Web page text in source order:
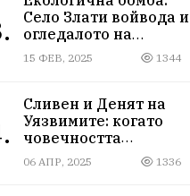
Село Злати войвода и
огледалото на
управлението
15 ФЕВ, 2025 1344
Сливен и Денят на
Уязвимите: когато
човечността
надмогва
предразсъдъците
06 АПР, 2025 1336